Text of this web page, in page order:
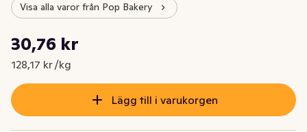
Visa alla varor från Pop Bakery
Nuvarande pris är: 30,76 kr
30,76 kr
128,17 kr /kg
Styckpris: 128,17 kr /kg
Lägg till i varukorgen